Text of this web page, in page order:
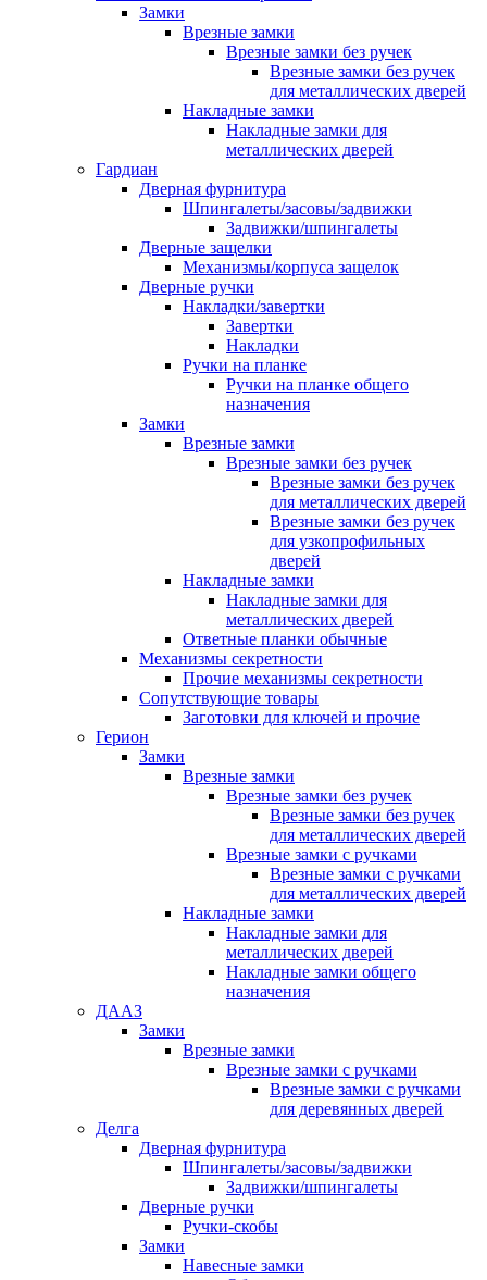
Замки
Врезные замки
Врезные замки без ручек
Врезные замки без ручек
для металлических дверей
Накладные замки
Накладные замки для
металлических дверей
Гардиан
Дверная фурнитура
Шпингалеты/засовы/задвижки
Задвижки/шпингалеты
Дверные защелки
Механизмы/корпуса защелок
Дверные ручки
Накладки/завертки
Завертки
Накладки
Ручки на планке
Ручки на планке общего
назначения
Замки
Врезные замки
Врезные замки без ручек
Врезные замки без ручек
для металлических дверей
Врезные замки без ручек
для узкопрофильных
дверей
Накладные замки
Накладные замки для
металлических дверей
Ответные планки обычные
Механизмы секретности
Прочие механизмы секретности
Сопутствующие товары
Заготовки для ключей и прочие
Герион
Замки
Врезные замки
Врезные замки без ручек
Врезные замки без ручек
для металлических дверей
Врезные замки с ручками
Врезные замки с ручками
для металлических дверей
Накладные замки
Накладные замки для
металлических дверей
Накладные замки общего
назначения
ДААЗ
Замки
Врезные замки
Врезные замки с ручками
Врезные замки с ручками
для деревянных дверей
Делга
Дверная фурнитура
Шпингалеты/засовы/задвижки
Задвижки/шпингалеты
Дверные ручки
Ручки-скобы
Замки
Навесные замки